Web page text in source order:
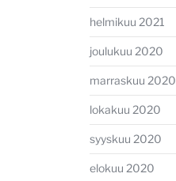
helmikuu 2021
joulukuu 2020
marraskuu 2020
lokakuu 2020
syyskuu 2020
elokuu 2020